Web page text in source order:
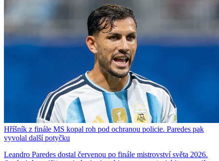
Hříšník z finále MS kopal roh pod ochranou policie. Paredes pak
vyvolal další potyčku
Leandro Paredes dostal červenou po finále mistrovství světa 2026.